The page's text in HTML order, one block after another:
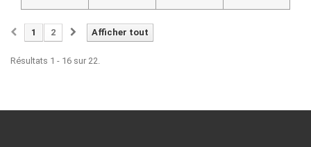
Afficher tout
1 2
Résultats 1 - 16 sur 22.